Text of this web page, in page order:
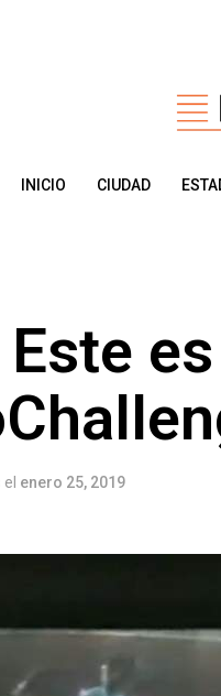
INICIO CIUDAD
Este
el enero 25, 2019